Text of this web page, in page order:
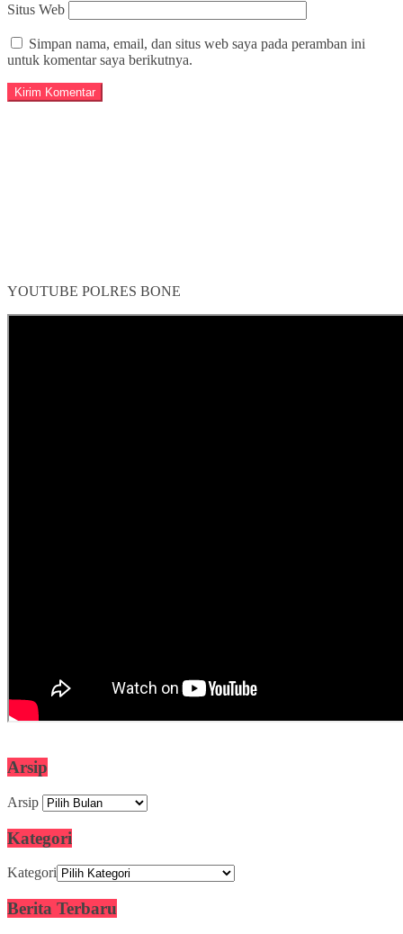
Situs Web
Simpan nama, email, dan situs web saya pada peramban ini
untuk komentar saya berikutnya.
YOUTUBE POLRES BONE
Arsip
Arsip
Kategori
Kategori
Berita Terbaru